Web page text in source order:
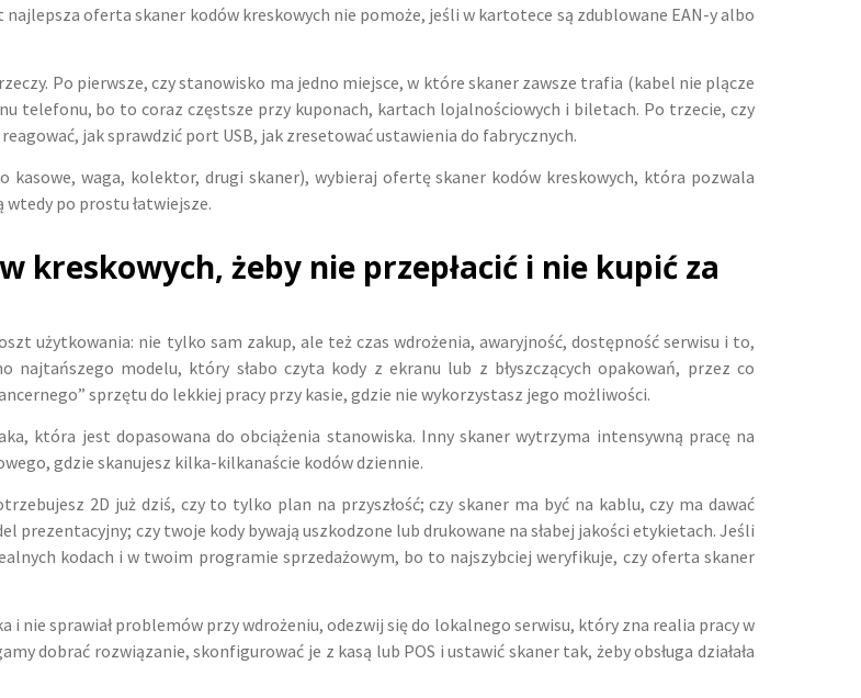
najlepsza oferta skaner kodów kreskowych nie pomoże, jeśli w kartotece są zdublowane EAN-y albo
Po pierwsze, czy stanowisko ma jedno miejsce, w które skaner zawsze trafia (kabel nie plącze
telefonu, bo to coraz częstsze przy kuponach, kartach lojalnościowych i biletach. Po trzecie, czy
jak sprawdzić port USB, jak zresetować ustawienia do fabrycznych.
waga, kolektor, drugi skaner), wybieraj ofertę skaner kodów kreskowych, która pozwala
po prostu łatwiejsze.
kreskowych, żeby nie przepłacić i nie kupić za
użytkowania: nie tylko sam zakup, ale też czas wdrożenia, awaryjność, dostępność serwisu i to,
najtańszego modelu, który słabo czyta kody z ekranu lub z błyszczących opakowań, przez co
sprzętu do lekkiej pracy przy kasie, gdzie nie wykorzystasz jego możliwości.
która jest dopasowana do obciążenia stanowiska. Inny skaner wytrzyma intensywną pracę na
gdzie skanujesz kilka-kilkanaście kodów dziennie.
2D już dziś, czy to tylko plan na przyszłość; czy skaner ma być na kablu, czy ma dawać
prezentacyjny; czy twoje kody bywają uszkodzone lub drukowane na słabej jakości etykietach. Jeśli
kodach i w twoim programie sprzedażowym, bo to najszybciej weryfikuje, czy oferta skaner
i nie sprawiał problemów przy wdrożeniu, odezwij się do lokalnego serwisu, który zna realia pracy w
dobrać rozwiązanie, skonfigurować je z kasą lub POS i ustawić skaner tak, żeby obsługa działała